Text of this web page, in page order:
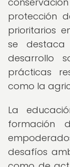
protección
prioritarios
se
desarrollo
prácticas
como la
La
formación
desafíos